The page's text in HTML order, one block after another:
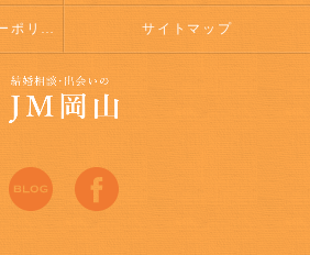
特定商取引法&プライバシーポリシー サイトマップ